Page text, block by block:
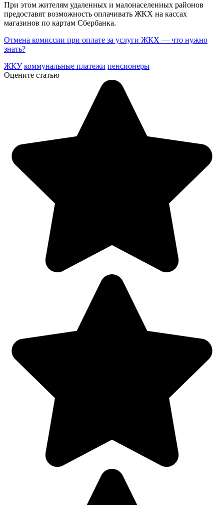
При этом жителям удаленных и малонаселенных районов
предоставят возможность оплачивать ЖКХ на кассах
магазинов по картам Сбербанка.
Отмена комиссии при оплате за услуги ЖКХ — что нужно
знать?
ЖКУ коммунальные платежи пенсионеры
Оцените статью